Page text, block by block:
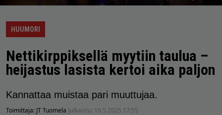
HUUMORI
Nettikirppiksellä myytiin taulua –
heijastus lasista kertoi aika paljon
Kannattaa muistaa pari muuttujaa.
Toimittaja: JT Tuomela Julkaistu: 10.5.2025 17:55